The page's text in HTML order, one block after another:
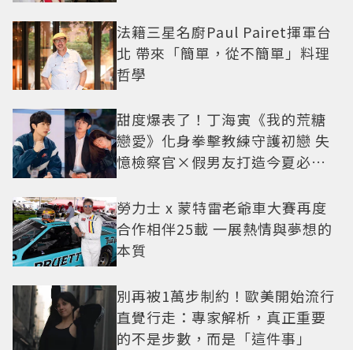
法籍三星名廚Paul Pairet揮軍台
北 帶來「簡單，從不簡單」料理
哲學
甜度爆表了！丁海寅《我的荒糖
戀愛》化身拳擊教練守護初戀 失
憶檢察官×假男友打造今夏必看
勞力士 x 蒙特雷老爺車大賽再度
合作相伴25載 一展熱情與夢想的
本質
別再被1萬步制約！歐美開始流行
直覺行走：專家解析，真正重要
的不是步數，而是「這件事」